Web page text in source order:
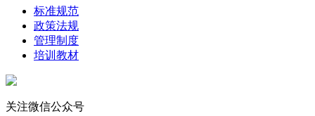
标准规范
政策法规
管理制度
培训教材
关注微信公众号